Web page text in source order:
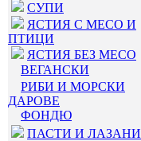
СУПИ
ЯСТИЯ С МЕСО И
ПТИЦИ
ЯСТИЯ БЕЗ МЕСО
ВЕГАНСКИ
РИБИ И МОРСКИ
ДАРОВЕ
ФОНДЮ
ПАСТИ И ЛАЗАНИ